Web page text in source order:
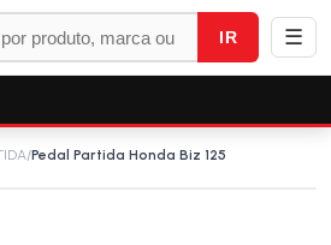
IR ☰
/Pedal Partida Honda Biz 125